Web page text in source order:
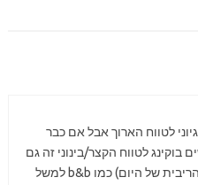
לטווח הארוך אבל אם כבר
בוקינג לטווח הקצר/בינוני זה גם
רעיון טוב (לא יודע עד כמה בסביבת הריבית של היום) כמו b&b למשל